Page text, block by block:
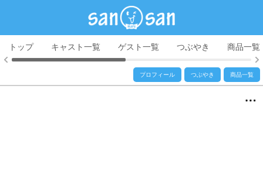
トップ キャスト一覧 ゲスト一覧 つぶやき 商品一覧
プロフィール つぶやき 商品一覧